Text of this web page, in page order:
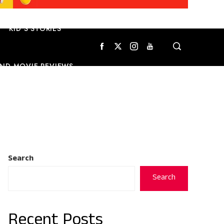
KID’S STORIES
MOVIE REVIEWS
Search
Search